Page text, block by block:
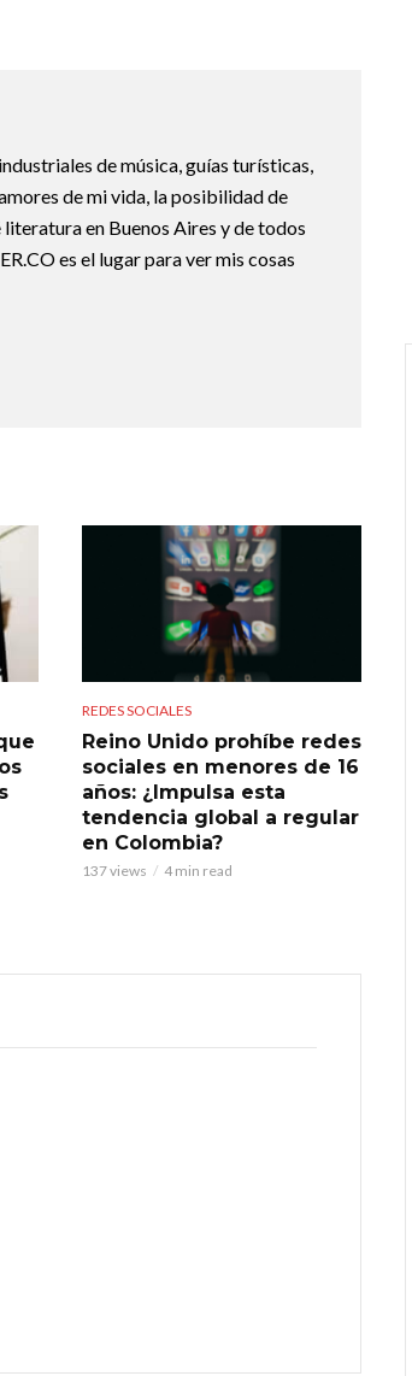
de música, guías turísticas,
de mi vida, la posibilidad de
en Buenos Aires y de todos
es el lugar para ver mis cosas
REDES SOCIALES
Reino Unido prohíbe redes
sociales en menores de 16
años: ¿Impulsa esta
tendencia global a regular
en Colombia?
137 views 4 min read